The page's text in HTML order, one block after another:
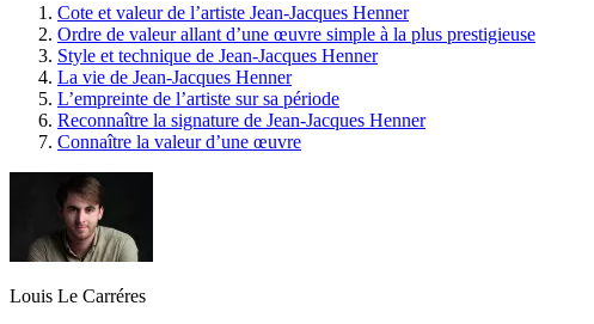
Cote et valeur de l’artiste Jean-Jacques Henner
Ordre de valeur allant d’une œuvre simple à la plus prestigieuse
Style et technique de Jean-Jacques Henner
La vie de Jean-Jacques Henner
L’empreinte de l’artiste sur sa période
Reconnaître la signature de Jean-Jacques Henner
Connaître la valeur d’une œuvre
Louis Le Carréres